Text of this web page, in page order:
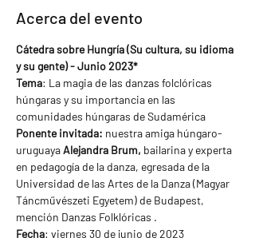
Acerca del evento
Cátedra sobre Hungría (Su cultura, su idioma
y su gente) - Junio 2023*
Tema: La magia de las danzas folclóricas
húngaras y su importancia en las
comunidades húngaras de Sudamérica
Ponente invitada: nuestra amiga húngaro-
uruguaya Alejandra Brum, bailarina y experta
en pedagogía de la danza, egresada de la
Universidad de las Artes de la Danza (Magyar
Táncművészeti Egyetem) de Budapest,
mención Danzas Folklóricas .
Fecha: viernes 30 de junio de 2023